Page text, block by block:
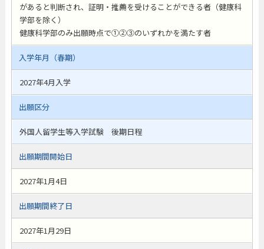
があると判断され、証明・推薦を受けることができる者（健康科
学部を除く）
健康科学部のみ出願時点で①②③のいずれかを満たす者
入学年月（春期）
2027年4月入学
出願区分
外国人留学生等入学試験 後期日程
出願期間開始日
2027年1月4日
出願期間終了日
2027年1月29日